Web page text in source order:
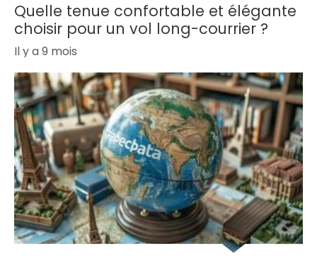
Quelle tenue confortable et élégante
choisir pour un vol long-courrier ?
Il y a 9 mois